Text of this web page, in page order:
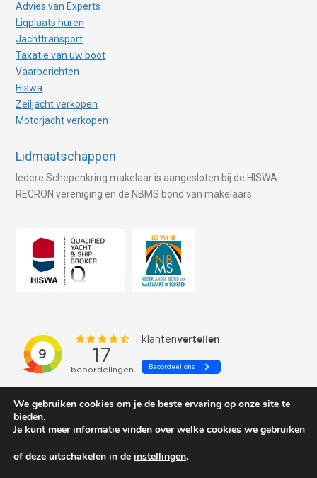
Advies van Experts
Ligplaats huren
Jachttransport
Taxatie van uw boot
Vaarberichten
Hiswa
Zeiljacht verkopen
Motorjacht verkopen
Lidmaatschappen
Iedere Schepenkring makelaar is aangesloten bij de HISWA-
RECRON vereniging en de NBMS bond van makelaars.
We gebruiken cookies om je de beste ervaring op onze site te
bieden.
Je kunt meer informatie vinden over welke cookies we gebruiken
of deze uitschakelen in de instellingen.